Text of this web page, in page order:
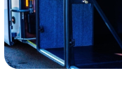
происхождении
даже несколько
которые они
конечно, вдоволь